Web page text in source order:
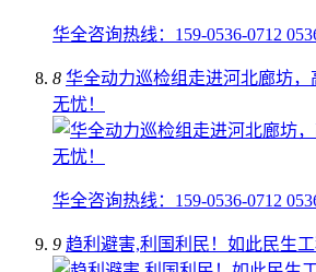
华全咨询热线：159-0536-0712
8 华全动力巡检组走进河北廊坊
无忧！
华全咨询热线：159-0536-0712
9 趋利避害,利国利民！如此民生